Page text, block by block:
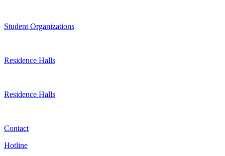
Student Organizations
Residence Halls
Residence Halls
Contact
Hotline